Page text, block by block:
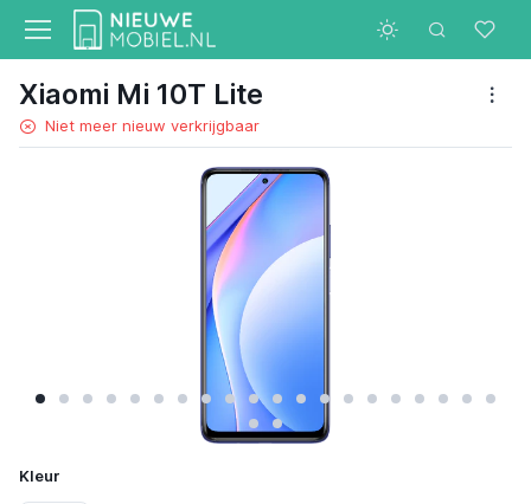
Xiaomi Mi 10T Lite
Niet meer nieuw verkrijgbaar
Kleur